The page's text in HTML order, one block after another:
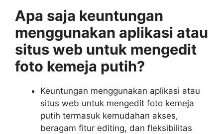
Apa saja keuntungan
menggunakan aplikasi atau
situs web untuk mengedit
foto kemeja putih?
Keuntungan menggunakan aplikasi atau
situs web untuk mengedit foto kemeja
putih termasuk kemudahan akses,
beragam fitur editing, dan fleksibilitas